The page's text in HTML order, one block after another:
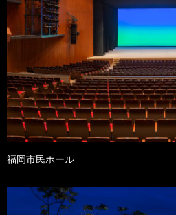
福岡市民ホール